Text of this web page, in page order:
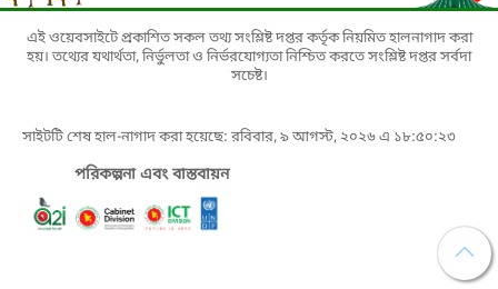
এই ওয়েবসাইটে প্রকাশিত সকল তথ্য সংশ্লিষ্ট দপ্তর কর্তৃক নিয়মিত হালনাগাদ করা
হয়। তথ্যের যথার্থতা, নির্ভুলতা ও নির্ভরযোগ্যতা নিশ্চিত করতে সংশ্লিষ্ট দপ্তর সর্বদা
সচেষ্ট।
সাইটটি শেষ হাল-নাগাদ করা হয়েছে: রবিবার, ৯ আগস্ট, ২০২৬ এ ১৮:৫০:২৩
পরিকল্পনা এবং বাস্তবায়ন